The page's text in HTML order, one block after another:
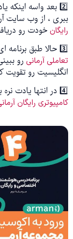
2️⃣ بعد واسه
ببری ، از وب سایت
رایگان خودت رو
3️⃣ حالا طبق برنامه ای که دریافت کردی لازمه
تعاملی آرمانی رو
انگلیسیت رو تقویت
4️⃣ در انتها یادت نره بدون شبیه سازی فضای
کامپیوتری رایگان